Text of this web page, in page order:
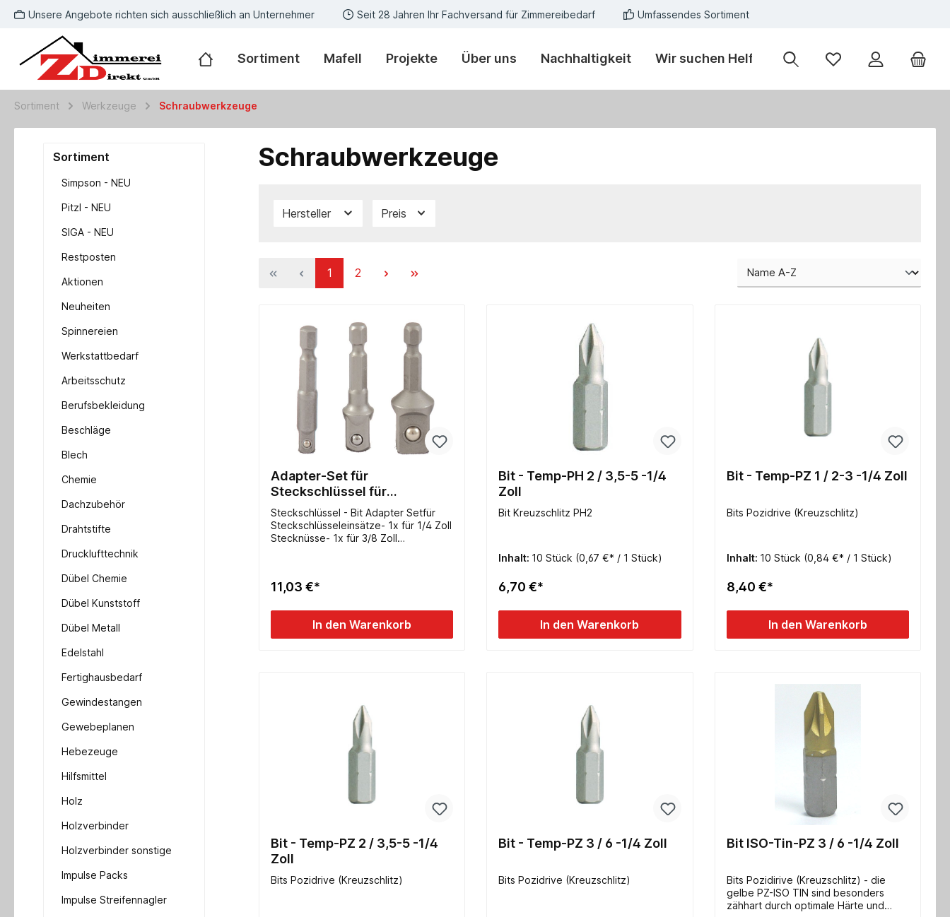
Unsere Angebote richten sich ausschließlich an Unternehmer Seit 28 Jahren Ihr Fachversand für Zimmereibedarf Umfassendes Sortiment
Sortiment Mafell Projekte Über uns Nachhaltigkeit Wir suchen Helfer
Sortiment Werkzeuge Schraubwerkzeuge
Sortiment
Simpson - NEU
Pitzl - NEU
SIGA - NEU
Restposten
Aktionen
Neuheiten
Spinnereien
Werkstattbedarf
Arbeitsschutz
Berufsbekleidung
Beschläge
Blech
Chemie
Dachzubehör
Drahtstifte
Drucklufttechnik
Dübel Chemie
Dübel Kunststoff
Dübel Metall
Edelstahl
Fertighausbedarf
Gewindestangen
Gewebeplanen
Hebezeuge
Hilfsmittel
Holz
Holzverbinder
Holzverbinder sonstige
Impulse Packs
Impulse Streifennagler
Schraubwerkzeuge
Hersteller Preis
1 2
Adapter-Set für
Steckschlüssel für
Akkuschrauber 2880
Steckschlüssel - Bit Adapter Setfür
Steckschlüsseleinsätze- 1x für 1/4 Zoll
Stecknüsse- 1x für 3/8 Zoll
optimal für Akkuschrauber durch 6-
11,03 €*
In den Warenkorb
Bit - Temp-PH 2 / 3,5-5 -1/4
Zoll
Bit Kreuzschlitz PH2
Inhalt: 10 Stück (0,67 €* / 1 Stück)
6,70 €*
In den Warenkorb
Bit - Temp-PZ 1 / 2-3 -1/4 Zoll
Bits Pozidrive (Kreuzschlitz)
Inhalt: 10 Stück (0,84 €* / 1 Stück)
8,40 €*
In den Warenkorb
Bit - Temp-PZ 2 / 3,5-5 -1/4
Zoll
Bits Pozidrive (Kreuzschlitz)
Bit - Temp-PZ 3 / 6 -1/4 Zoll
Bits Pozidrive (Kreuzschlitz)
Bit ISO-Tin-PZ 3 / 6 -1/4 Zoll
Bits Pozidirive (Kreuzschlitz) - die
gelbe PZ-ISO TIN sind besonders
zähhart durch optimale Härte und